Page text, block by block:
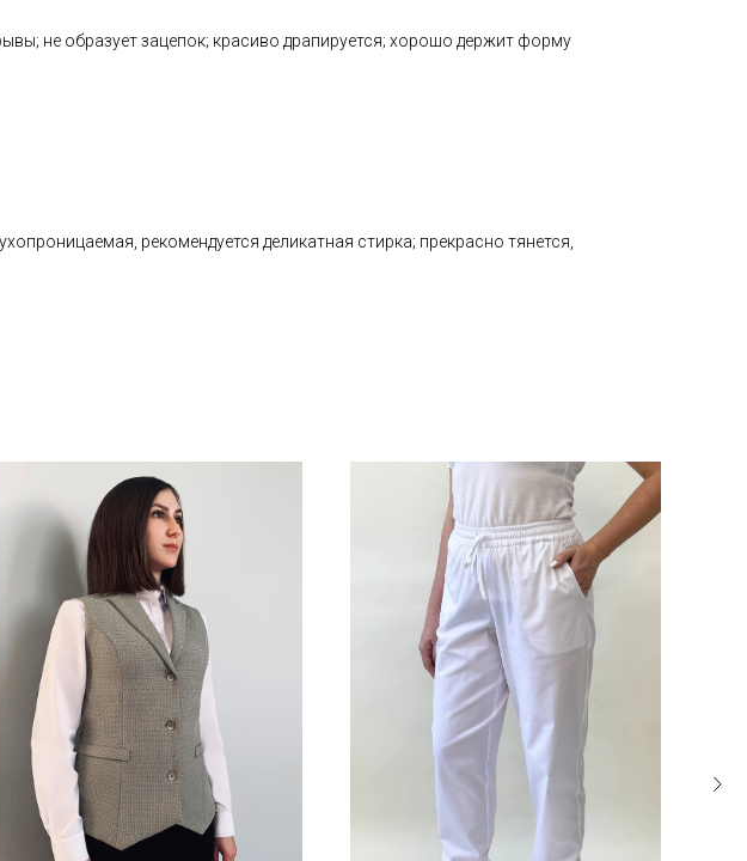
не образует зацепок; красиво драпируется; хорошо держит форму
рекомендуется деликатная стирка; прекрасно тянется,